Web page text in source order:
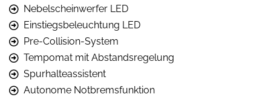
Nebelscheinwerfer LED
Einstiegsbeleuchtung LED
Pre-Collision-System
Tempomat mit Abstandsregelung
Spurhalteassistent
Autonome Notbremsfunktion